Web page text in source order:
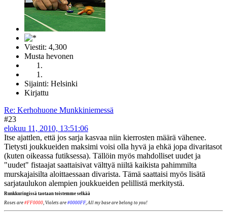
Viestit: 4,300
Musta hevonen
Sijainti: Helsinki
Kirjattu
Re: Kerhohuone Munkkiniemessä
#23
elokuu 11, 2010, 13:51:06
Itse ajattlen, että jos sarja kasvaa niin kierrosten määrä vähenee.
Tietysti joukkueiden maksimi voisi olla hyvä ja ehkä jopa divaritasot
(kuten oikeassa futiksessa). Tällöin myös mahdolliset uudet ja
"uudet" fistaajat saattaisivat välttyä niiltä kaikista pahimmilta
murskajaisilta aloittaessaan divarista. Tämä saattaisi myös lisätä
sarjataulukon alempien joukkueiden pelillistä merkitystä.
Runkkuringissä taotaan toistemme selkää
Roses are #FF0000, Violets are #0000FF, All my base are belong to you!